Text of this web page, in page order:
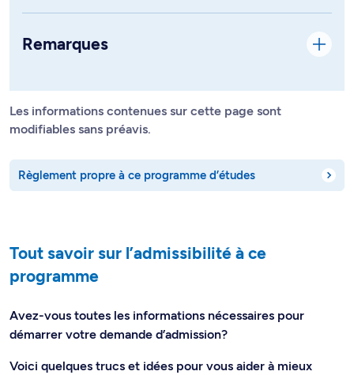
Remarques
Les informations contenues sur cette page sont
modifiables sans préavis.
Règlement propre à ce programme d’études
Tout savoir sur l’admissibilité à ce
programme
Avez-vous toutes les informations nécessaires pour
démarrer votre demande d’admission?
Voici quelques trucs et idées pour vous aider à mieux